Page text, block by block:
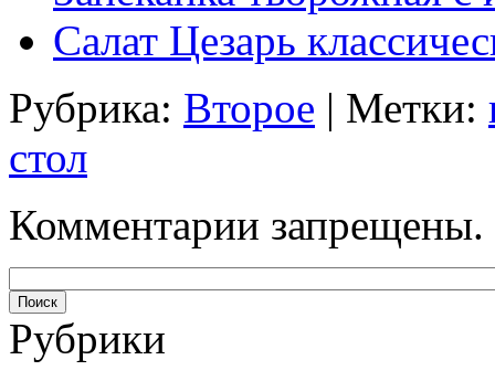
Салат Цезарь
Рубрика: Второе | Метки:
стол
Комментарии запрещены.
Рубрики